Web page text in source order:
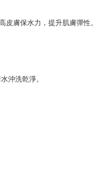
膚保水力，提升肌膚彈性。
沖洗乾淨。